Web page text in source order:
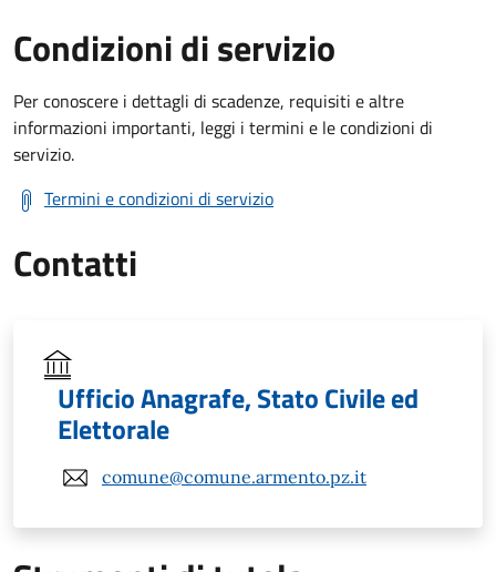
Condizioni di servizio
Per conoscere i dettagli di scadenze, requisiti e altre
informazioni importanti, leggi i termini e le condizioni di
servizio.
Termini e condizioni di servizio
Contatti
Ufficio Anagrafe, Stato Civile ed
Elettorale
comune@comune.armento.pz.it